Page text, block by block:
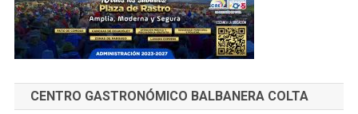
CENTRO GASTRONÓMICO BALBANERA COLTA